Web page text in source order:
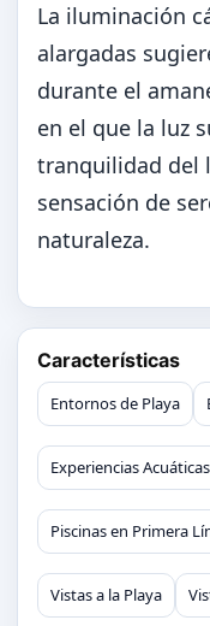
La iluminación
alargadas
durante el
en el que la luz
tranquilidad del
sensación de
naturaleza.
Características
Entornos de Playa
Experiencias
Piscinas en Primera
Vistas a la Playa